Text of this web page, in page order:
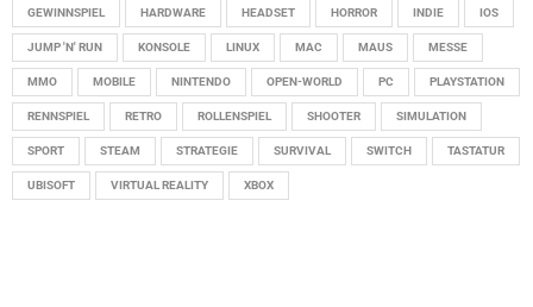
GEWINNSPIEL HARDWARE HEADSET HORROR INDIE IOS
JUMP 'N' RUN KONSOLE LINUX MAC MAUS MESSE
MMO MOBILE NINTENDO OPEN-WORLD PC PLAYSTATION
RENNSPIEL RETRO ROLLENSPIEL SHOOTER SIMULATION
SPORT STEAM STRATEGIE SURVIVAL SWITCH TASTATUR
UBISOFT VIRTUAL REALITY XBOX